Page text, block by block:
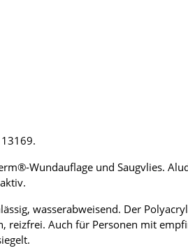
Wundauflage und Saugvlies.
wasserabweisend. Der
reizfrei. Auch für Personen mit